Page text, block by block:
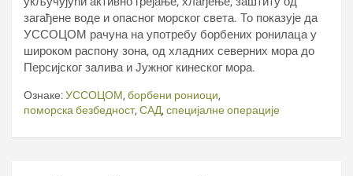
загађене воде и опасног морског света. То показује да
УССОЦОМ рачуна на употребу борбених ронилаца у
широком распону зона, од хладних северних мора до
Персијског залива и Јужног кинеског мора.
Ознаке:УССОЦОМ, борбени рониоци,
поморска безбедност, САД, специјалне операције